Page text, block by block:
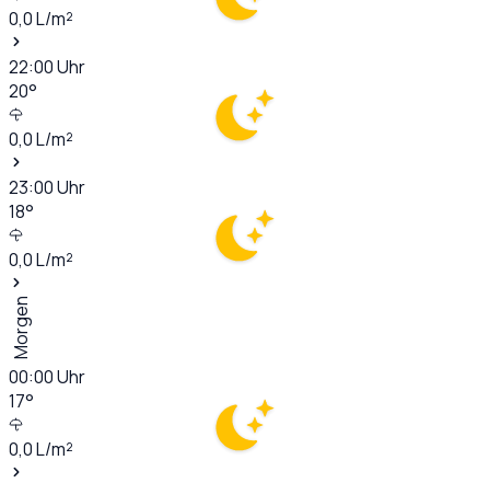
0,0L/m²
22:00Uhr
20°
0,0L/m²
23:00Uhr
18°
0,0L/m²
Morgen
00:00Uhr
17°
0,0L/m²